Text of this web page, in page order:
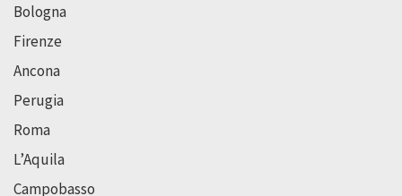
Bologna
Firenze
Ancona
Perugia
Roma
L’Aquila
Campobasso